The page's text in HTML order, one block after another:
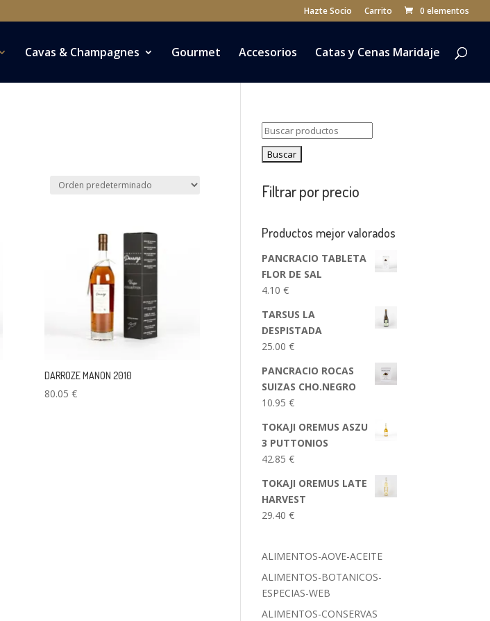
Hazte Socio Carrito 0 elementos
Cavas & Champagnes Gourmet Accesorios Catas y Cenas Maridaje
DARROZE MANON 2010
80.05 €
Buscar:
Filtrar por precio
Productos mejor valorados
PANCRACIO TABLETA
FLOR DE SAL
4.10€
TARSUS LA
DESPISTADA
25.00€
PANCRACIO ROCAS
SUIZAS CHO.NEGRO
10.95€
TOKAJI OREMUS ASZU
3 PUTTONIOS
42.85€
TOKAJI OREMUS LATE
HARVEST
29.40€
ALIMENTOS-AOVE-ACEITE
ALIMENTOS-BOTANICOS-
ESPECIAS-WEB
ALIMENTOS-CONSERVAS